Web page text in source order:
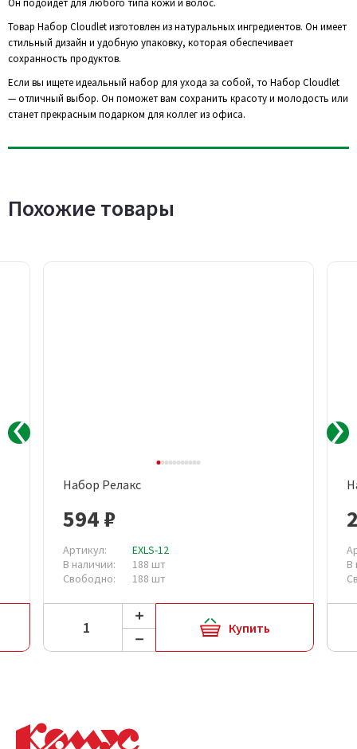
Он подойдёт для любого типа кожи и волос.
Товар Набор Cloudlet изготовлен из натуральных ингредиентов. Он имеет
стильный дизайн и удобную упаковку, которая обеспечивает
сохранность продуктов.
Если вы ищете идеальный набор для ухода за собой, то Набор Cloudlet
— отличный выбор. Он поможет вам сохранить красоту и молодость или
станет прекрасным подарком для коллег из офиса.
Похожие товары
Набор Релакс
594 ₽
Артикул:
EXLS-12
В наличии:
188 шт
Свободно:
188 шт
Купить
В